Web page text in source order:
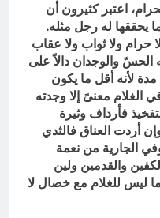
اعتبر كثيرون أن
يحققها له رجل مثله.
حرام ولا ثواب ولا عقاب
الحسّ والوجدان دالاً على
مدة لأنه أقل ما يكون
الغلام معنىً إلا وجدته
فأرداف وثيرة
أردت العناق فالثدي
الجارية من نعمة
والقدمين ولين
ليس للغلام مع خصال لا